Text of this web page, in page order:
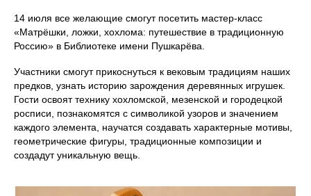
14 июля все желающие смогут посетить мастер-класс
«Матрёшки, ложки, хохлома: путешествие в традиционную
Россию» в Библиотеке имени Пушкарёва.
Участники смогут прикоснуться к вековым традициям наших
предков, узнать историю зарождения деревянных игрушек.
Гости освоят технику хохломской, мезенской и городецкой
росписи, познакомятся с символикой узоров и значением
каждого элемента, научатся создавать характерные мотивы,
геометрические фигуры, традиционные композиции и
создадут уникальную вещь.